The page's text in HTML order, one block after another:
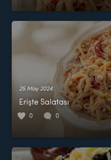
25 May 2024
Erişte Salatası
0 0